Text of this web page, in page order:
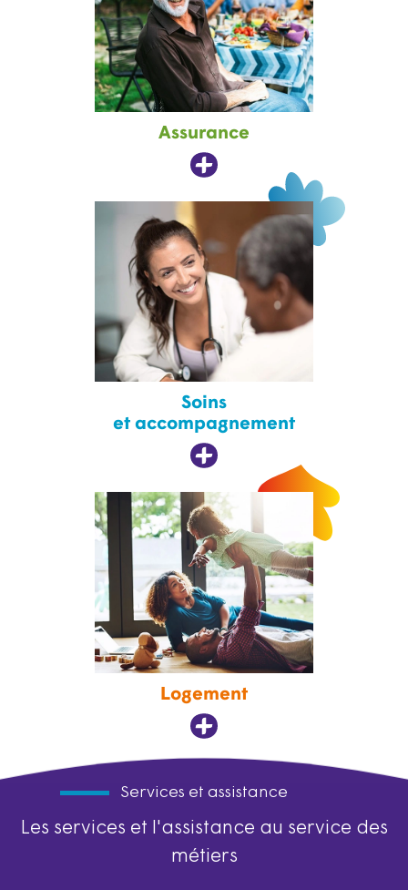
Assurance
Soins
et accompagnement
Logement
Services et assistance
Les services et l'assistance au service des
métiers